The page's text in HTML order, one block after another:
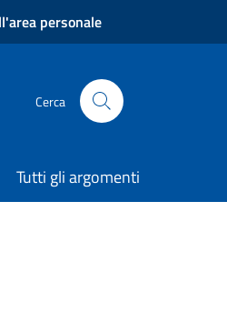
personale
Cerca
Tutti gli argomenti